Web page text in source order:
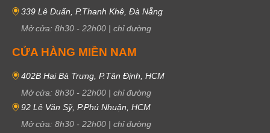
339 Lê Duẩn, P.Thanh Khê, Đà Nẵng
Mở cửa: 8h30 - 22h00 | chỉ đường
CỬA HÀNG MIỀN NAM
402B Hai Bà Trưng, P.Tân Định, HCM
Mở cửa: 8h30 - 22h00 | chỉ đường
92 Lê Văn Sỹ, P.Phú Nhuận, HCM
Mở cửa: 8h30 - 22h00 | chỉ đường